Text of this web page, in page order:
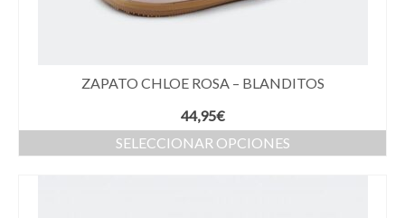
ZAPATO CHLOE ROSA – BLANDITOS
44,95€
SELECCIONAR OPCIONES